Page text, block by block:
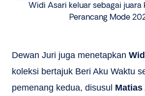
Widi Asari keluar sebagai juara
Perancang Mode
Dewan Juri juga menetapkan
koleksi bertajuk Beri Aku Waktu
pemenang kedua, disusul